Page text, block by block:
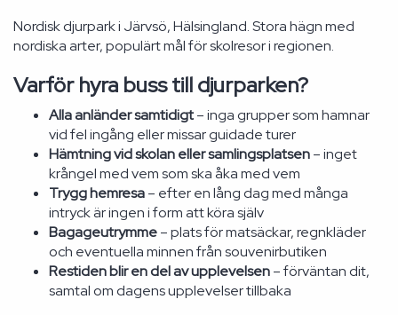
Nordisk djurpark i Järvsö, Hälsingland. Stora hägn med
nordiska arter, populärt mål för skolresor i regionen.
Varför hyra buss till djurparken?
Alla anländer samtidigt– inga grupper som hamnar
vid fel ingång eller missar guidade turer
Hämtning vid skolan eller samlingsplatsen– inget
krångel med vem som ska åka med vem
Trygg hemresa– efter en lång dag med många
intryck är ingen i form att köra själv
Bagageutrymme– plats för matsäckar, regnkläder
och eventuella minnen från souvenirbutiken
Restiden blir en del av upplevelsen– förväntan dit,
samtal om dagens upplevelser tillbaka